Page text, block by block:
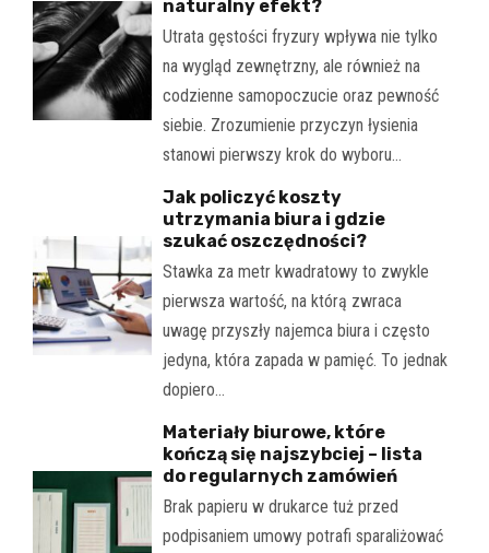
naturalny efekt?
Utrata gęstości fryzury wpływa nie tylko
na wygląd zewnętrzny, ale również na
codzienne samopoczucie oraz pewność
siebie. Zrozumienie przyczyn łysienia
stanowi pierwszy krok do wyboru…
Jak policzyć koszty
utrzymania biura i gdzie
szukać oszczędności?
Stawka za metr kwadratowy to zwykle
pierwsza wartość, na którą zwraca
uwagę przyszły najemca biura i często
jedyna, która zapada w pamięć. To jednak
dopiero…
Materiały biurowe, które
kończą się najszybciej – lista
do regularnych zamówień
Brak papieru w drukarce tuż przed
podpisaniem umowy potrafi sparaliżować